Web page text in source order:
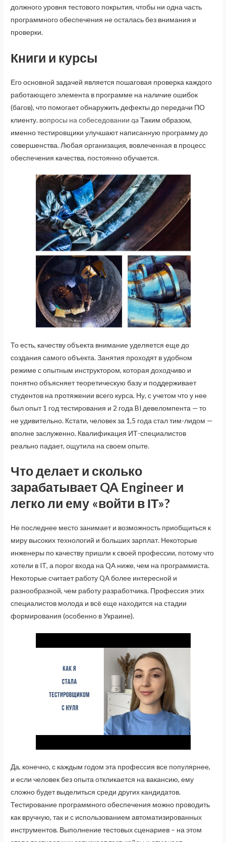
должного уровня тестового покрытия, чтобы ни одна часть
программного обеспечения не осталась без внимания и
проверки.
Книги и курсы
Его основной задачей является пошаговая проверка каждого
работающего элемента в программе на наличие ошибок
(багов), что помогает обнаружить дефекты до передачи ПО
клиенту. вопросы на собеседовании qa Таким образом,
именно тестировщики улучшают написанную программу до
совершенства. Любая организация, вовлеченная в процесс
обеспечения качества, постоянно обучается.
То есть, качеству объекта внимание уделяется еще до
создания самого объекта. Занятия проходят в удобном
режиме с опытным инструктором, которая доходчиво и
понятно объясняет теоретическую базу и поддерживает
студентов на протяжении всего курса. Ну, с учетом что у нее
был опыт 1 год тестирования и 2 года BI девеломпента — то
не удивительно. Кстати, человек за 1,5 года стал тим-лидом —
вполне заслуженно. Квалификация ИТ-специалистов
реально падает, ощутила на своем опыте.
Что делает и сколько
зарабатывает QA Engineer и
легко ли ему «войти в ІТ»?
Не последнее место занимает и возможность приобщиться к
миру высоких технологий и больших зарплат. Некоторые
инженеры по качеству пришли к своей профессии, потому что
хотели в IT, а порог входа на QA ниже, чем на программиста.
Некоторые считает работу QA более интересной и
разнообразной, чем работу разработчика. Профессия этих
специалистов молода и всё еще находится на стадии
формирования (особенно в Украине).
Да, конечно, с каждым годом эта профессия все популярнее,
и если человек без опыта откликается на вакансию, ему
сложно будет выделиться среди других кандидатов.
Тестирование программного обеспечения можно проводить
как вручную, так и с использованием автоматизированных
инструментов. Выполнение тестовых сценариев – на этом